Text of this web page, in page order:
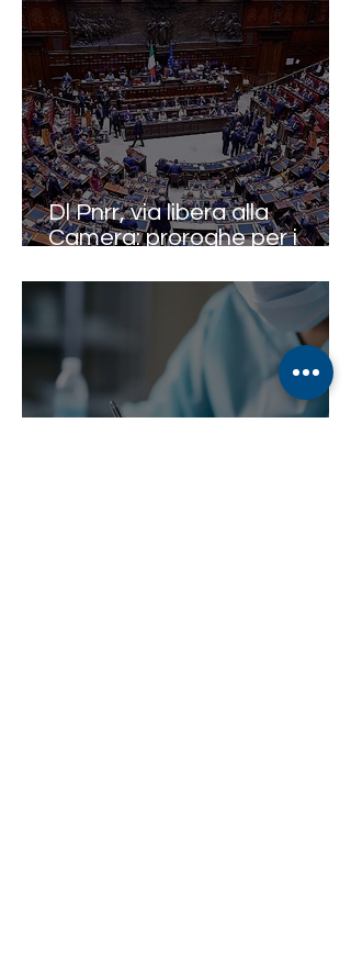
Dl Pnrr, via libera alla
Camera: proroghe per i
telemedicina e territorio